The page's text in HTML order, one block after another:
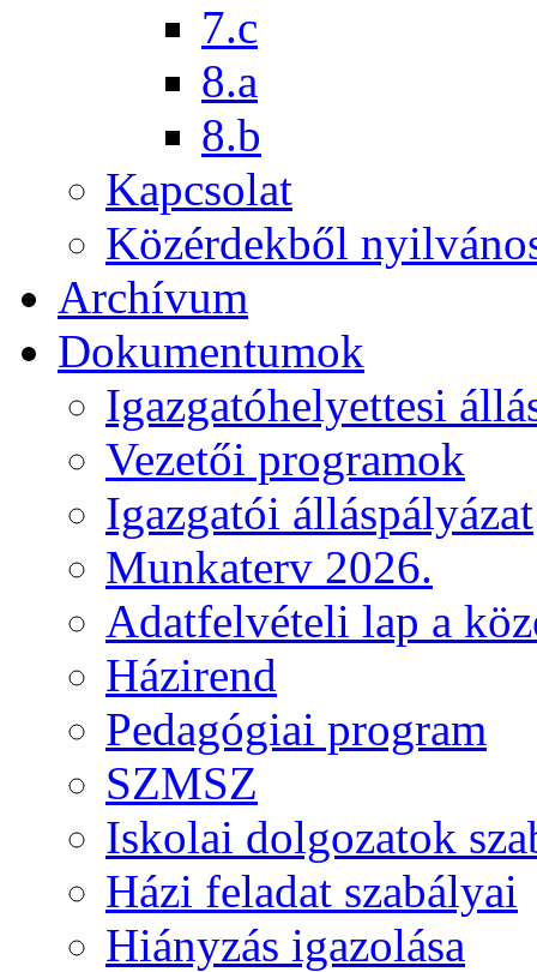
7.c
8.a
8.b
Kapcsolat
Közérdekből
Archívum
Dokumentumok
Igazgatóhelyettesi
Vezetői programok
Igazgatói álláspályázat
Munkaterv 2026.
Adatfelvételi lap a
Házirend
Pedagógiai program
SZMSZ
Iskolai dolgozatok
Házi feladat szabályai
Hiányzás igazolása